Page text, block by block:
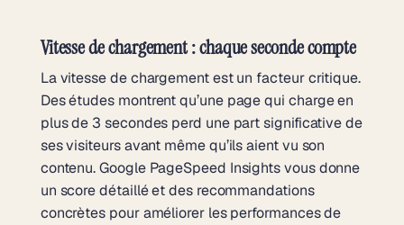
Vitesse de chargement : chaque seconde compte
La vitesse de chargement est un facteur critique.
Des études montrent qu’une page qui charge en
plus de 3 secondes perd une part significative de
ses visiteurs avant même qu’ils aient vu son
contenu. Google PageSpeed Insights vous donne
un score détaillé et des recommandations
concrètes pour améliorer les performances de